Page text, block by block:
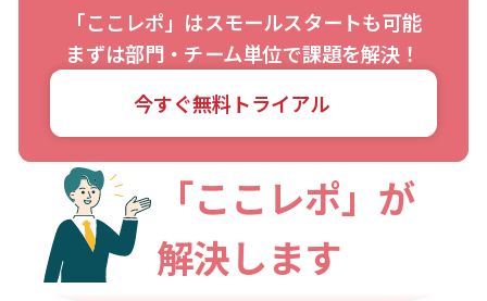
「ここレポ」はスモールスタートも可能
まずは部門・チーム単位で課題を解決！
今すぐ無料トライアル
「ここレポ」が
解決します
プライバシー情報
プライバシー情報
お客様が当サイトを訪れると、ブラウザに情報が保存される、またはブラウ
ザに保存された情報が取得されることがあります。情報の主な保存先は
Cookie であり、対象となるのはサイト訪問者に関する情報、サイト訪問者
による設定、デバイス情報などです。これらの情報はサイトを正常に機能さ
せる目的を中心に使われます。個人を直接特定できる情報が保存されること
は通常ありませんが、Web サイトのパーソナライズに使われることはあり
ます。鈴与シンワートではプライバシーの権利を尊重しており、一部の
Cookie については有効化を拒否できるよう配慮しています。各カテゴリを